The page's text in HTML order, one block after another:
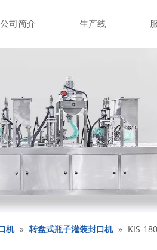
公司简介 生产线
机 » 转盘式瓶子灌装封口机 » KIS-